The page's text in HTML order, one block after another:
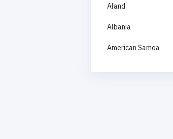
Aland
Albania
American Samoa